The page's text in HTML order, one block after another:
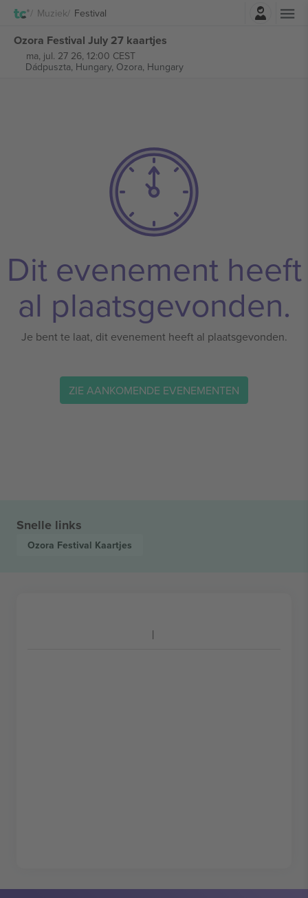
Muziek Festival
Ozora Festival July 27 kaartjes
ma, jul. 27 26, 12:00 CEST
Dádpuszta, Hungary, Ozora, Hungary
Dit evenement heeft
al plaatsgevonden.
Je bent te laat, dit evenement heeft al plaatsgevonden.
ZIE AANKOMENDE EVENEMENTEN
Snelle links
Ozora Festival Kaartjes